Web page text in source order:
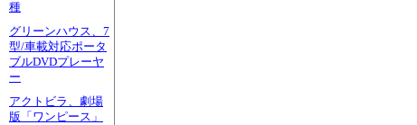
種
グリーンハウス、7
型/車載対応ポータ
ブルDVDプレーヤ
ー
アクトビラ、劇場
版「ワンピース」